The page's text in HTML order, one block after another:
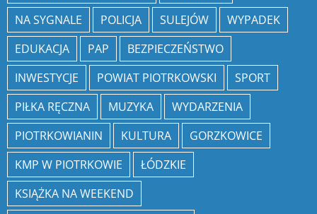
NA SYGNALE
POLICJA SULEJÓW
WYPADEK
EDUKACJA
PAP
BEZPIECZEŃSTWO
INWESTYCJE
POWIAT PIOTRKOWSKI
SPORT
PIŁKA RĘCZNA
MUZYKA
WYDARZENIA
PIOTRKOWIANIN
KULTURA
GORZKOWICE
KMP W PIOTRKOWIE
ŁÓDZKIE
KSIĄŻKA NA WEEKEND